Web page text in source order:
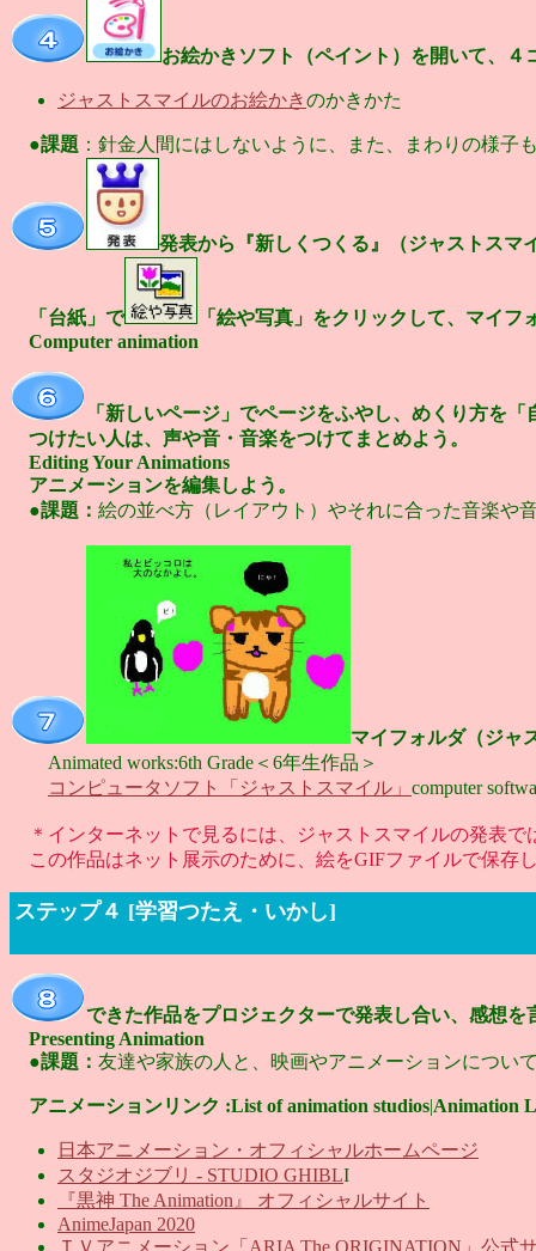
お絵かきソフト（ペイント）を開いて、
ジャストスマイルのお絵かきのかきかた
●課題 ：針金人間にはしないように、また、まわりの様子
発表から『新しくつくる』（ジャストスマ
「台紙」で
「絵や写真」をクリックして、マイ
Computer animation
「新しいページ」でページをふやし、めくり方を
つけたい人は、声や音・音楽をつけてまとめよう。
Editing Your Animations
アニメーションを編集しよう。
●課題： 絵の並べ方（レイアウト）やそれに合った音楽や
マイフォルダ（ジャ
Animated works:6th Grade＜6年生作品＞
コンピュータソフト「ジャストスマイル」 computer
＊インターネットで見るには、ジャストスマイルの発表
この作品はネット展示のために、絵をGIFファイルで保存
ステップ４ [学習つたえ・いかし]
できた作品をプロジェクターで発表し合い、感想を
Presenting Animation
●課題： 友達や家族の人と、映画やアニメーションについ
アニメーションリンク :List of animation studios|Animation
日本アニメーション・オフィシャルホームページ
スタジオジブリ - STUDIO GHIBLI
『黒神 The Animation』 オフィシャルサイト
AnimeJapan 2020
ＴＶアニメーション「ARIA The ORIGINATION」公式